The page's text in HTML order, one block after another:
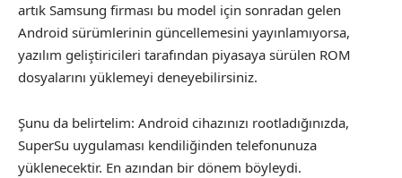
artık Samsung firması bu model için sonradan gelen
Android sürümlerinin güncellemesini yayınlamıyorsa,
yazılım geliştiricileri tarafından piyasaya sürülen ROM
dosyalarını yüklemeyi deneyebilirsiniz.
Şunu da belirtelim: Android cihazınızı rootladığınızda,
SuperSu uygulaması kendiliğinden telefonunuza
yüklenecektir. En azından bir dönem böyleydi.